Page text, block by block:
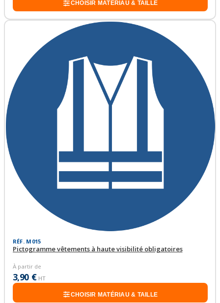
CHOISIR MATÉRIAU & TAILLE
RÉF. M015
Pictogramme vêtements à haute visibilité obligatoires
À partir de
3,90 € HT
CHOISIR MATÉRIAU & TAILLE